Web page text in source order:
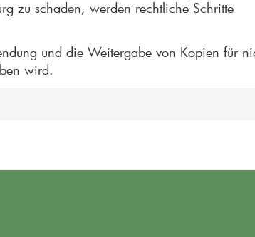
zu schaden, werden rechtliche Schritte
und die Weitergabe von Kopien für
wird.